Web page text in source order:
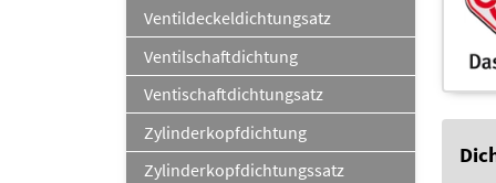
Ventildeckeldichtungsatz
Ventilschaftdichtung
Ventischaftdichtungsatz
Zylinderkopfdichtung
Zylinderkopfdichtungssatz